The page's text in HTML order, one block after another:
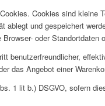
Cookies sind kleine
ablegt und gespeichert
oder Standortdaten
benutzerfreundlicher,
das Angebot einer
1 lit b.) DSGVO, sofern